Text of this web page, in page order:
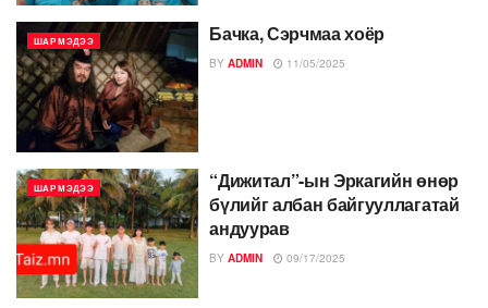
ШАР МЭДЭЭ Бачка, Сэрчмаа хоёр
BY ADMIN 11/05/2025
ШАР МЭДЭЭ
“Дижитал”-ын Эркагийн өнөр
бүлийг албан байгууллагатай
андуурав
BY ADMIN 09/17/2025